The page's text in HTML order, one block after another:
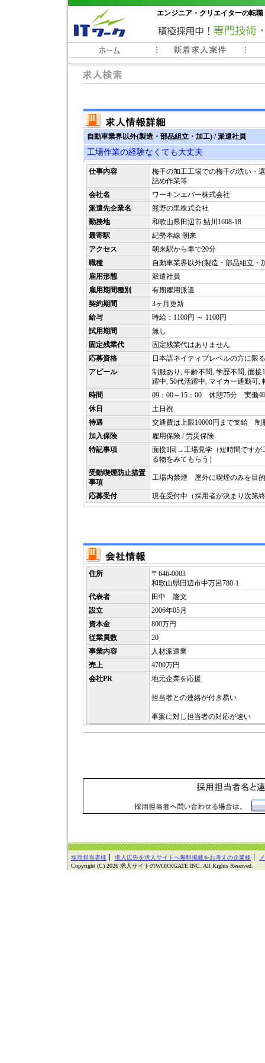
エンジニア・クリエイターの転
常時3000件以上の求人情報掲載中
自動車業界以外(製造・部品組立・加工) / 派遣社員
工場作業の経験なくても大丈夫
仕事内容
梅干の加工工場での梅干の洗い・
詰め作業等
会社名
ワーキンエバー株式会社
派遣先企業名
熊野の里株式会社
勤務地
和歌山県田辺市 鮎川1608-18
最寄駅
紀勢本線 朝来
アクセス
朝来駅から車で20分
職種
自動車業界以外(製造・部品組立・
雇用形態
派遣社員
雇用期間種別
有期雇用派遣
契約期間
3ヶ月更新
給与
時給：1100円 ～ 1100円
試用期間
無し
固定残業代
固定残業代はありません
応募資格
日本語ネイティブレベルの方に限る
アピール
制服あり, 年齢不問, 学歴不問, 面接
躍中, 50代活躍中, マイカー通勤可,
時間
09：00～15：00 休憩75分 実働4
休日
土日祝
待遇
交通費は上限10000円まで支給 制
加入保険
雇用保険 / 労災保険
特記事項
面接1回→工場見学（短時間ですが
る物をみてもらう）
受動喫煙防止措置
事項
工場内禁煙 屋外に喫煙のみを目
応募受付 現在受付中（採用者が決まり次第
住所
〒646-0003
和歌山県田辺市中万呂780-1
代表者
田中 隆文
設立
2006年05月
資本金
800万円
従業員数
20
事業内容
人材派遣業
売上
4700万円
会社PR
地元企業を応援
担当者との連絡が付き易い
事案に対し担当者の対応が速い
採用担当者様 求人広告を求人サイトへ無料掲載をお考えの企業様
Copyright (C) 2026 求人サイトのWORKGATE INC. All Rights Reserved.